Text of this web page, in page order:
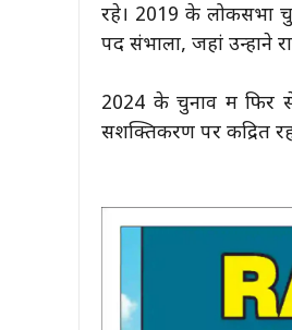
रहे। 2019 के लोकसभा
पद संभाला, जहां उन्होंने
2024 के चुनाव में फिर
सशक्तिकरण पर केंद्रित